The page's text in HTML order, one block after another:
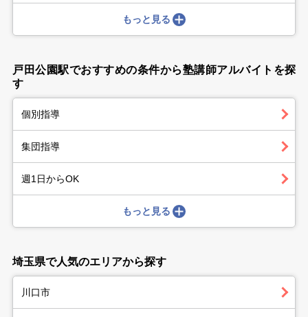
もっと見る
戸田公園駅でおすすめの条件から塾講師アルバイトを探
す
個別指導
集団指導
週1日からOK
もっと見る
埼玉県で人気のエリアから探す
川口市